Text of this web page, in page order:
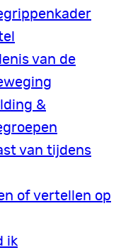
van de
&
van tijdens
of vertellen op
ik